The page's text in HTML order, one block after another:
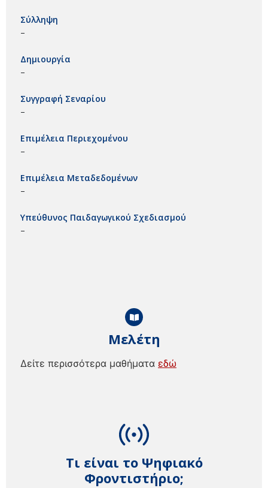
Τι είναι το Ψηφιακό
Φροντιστήριο;
Μελέτη
Δείτε περισσότερα μαθήματα εδώ
Σύλληψη
–
Δημιουργία
–
Συγγραφή Σεναρίου
–
Επιμέλεια Περιεχομένου
–
Επιμέλεια Μεταδεδομένων
–
Υπεύθυνος Παιδαγωγικού Σχεδιασμού
–